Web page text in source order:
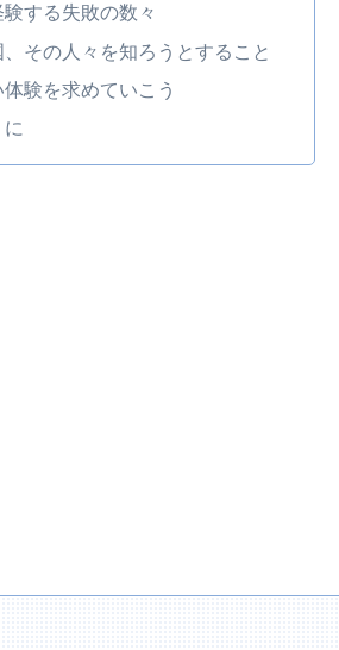
する失敗の数々
、その人々を知ろうとすること
験を求めていこう